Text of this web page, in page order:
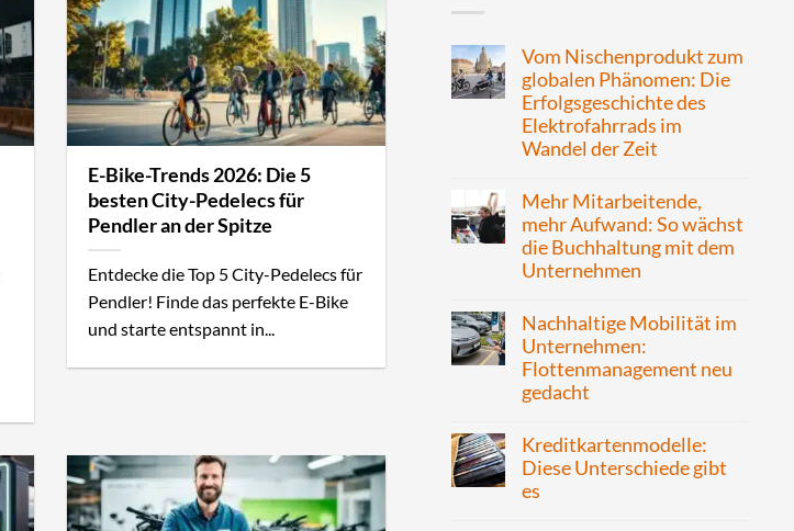
E-Bike-Trends 2026: Die 5
besten City-Pedelecs für
Pendler an der Spitze
Entdecke die Top 5 City-Pedelecs für
Pendler! Finde das perfekte E-Bike
und starte entspannt in...
Vom Nischenprodukt zum
globalen Phänomen: Die
Erfolgsgeschichte des
Elektrofahrrads im
Wandel der Zeit
Mehr Mitarbeitende,
mehr Aufwand: So wächst
die Buchhaltung mit dem
Unternehmen
Nachhaltige Mobilität im
Unternehmen:
Flottenmanagement neu
gedacht
Kreditkartenmodelle:
Diese Unterschiede gibt
es